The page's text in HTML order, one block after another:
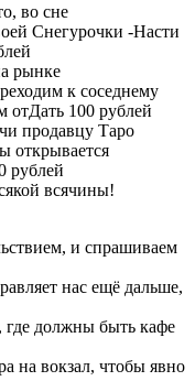
во сне
Снегурочки -Насти
рынке
к соседнему
отДать 100 рублей
продавцу Таро
открывается
рублей
всячины!
и спрашиваем
нас ещё дальше,
должны быть кафе
на вокзал, чтобы явно